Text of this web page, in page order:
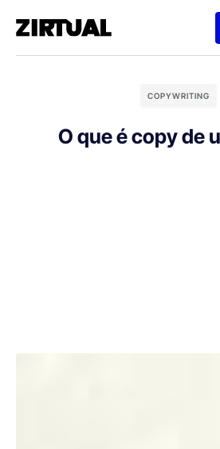
COPYWRITING
O que é copy de